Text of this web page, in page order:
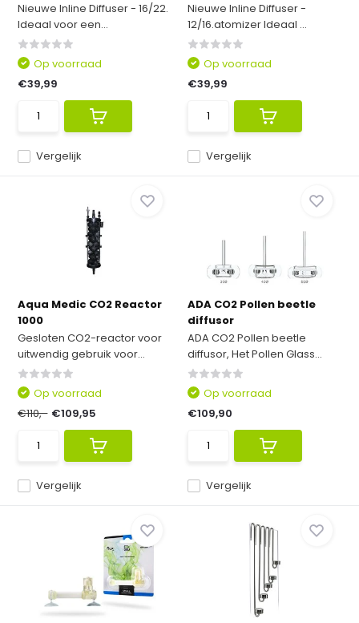
Nieuwe Inline Diffuser - 16/22.
Ideaal voor een...
Vergelijk
Op voorraad
€39,99
Nieuwe Inline Diffuser -
12/16.atomizer Ideaal ...
Vergelijk
Op voorraad
€39,99
Aqua Medic CO2 Reactor
1000
Gesloten CO2-reactor voor
uitwendig gebruik voor...
Vergelijk
Op voorraad
€110,- €109,95
ADA CO2 Pollen beetle
diffusor
ADA CO2 Pollen beetle
diffusor, Het Pollen Glass...
Vergelijk
Op voorraad
€109,90